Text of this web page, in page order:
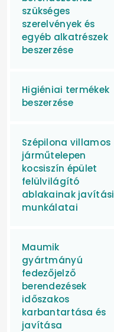
szükséges
szerelvények és
egyéb alkatrészek
beszerzése
Higiéniai termékek
beszerzése
Szépilona villamos
járműtelepen
kocsiszín épület
felülvilágító
ablakainak javítási
munkálatai
Maumik
gyártmányú
fedezőjelző
berendezések
időszakos
karbantartása és
javítása